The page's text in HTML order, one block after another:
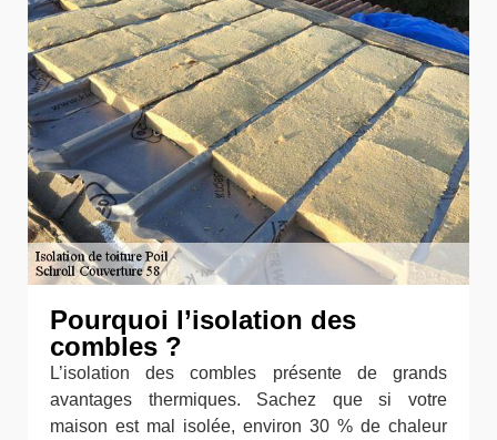
Pourquoi l’isolation des
combles ?
L’isolation des combles présente de grands
avantages thermiques. Sachez que si votre
maison est mal isolée, environ 30 % de chaleur